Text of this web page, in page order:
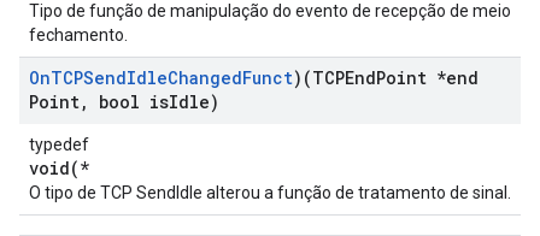
Tipo de função de manipulação do evento de recepção de meio
fechamento.
OnTCPSendIdleChangedFunct)(TCPEndPoint *end
Point, bool isIdle)
typedef
void(*
O tipo de TCP SendIdle alterou a função de tratamento de sinal.